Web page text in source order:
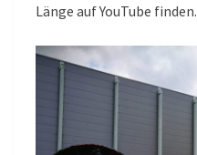
Länge auf YouTube finden.